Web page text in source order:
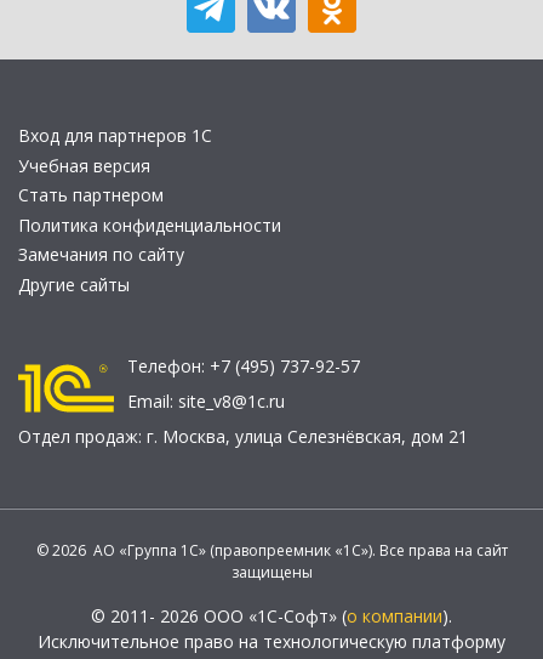
Вход для партнеров 1С
Учебная версия
Стать партнером
Политика конфиденциальности
Замечания по сайту
Другие сайты
Телефон: +7 (495) 737-92-57
Email: site_v8@1c.ru
Отдел продаж: г. Москва, улица Селезнёвская, дом 21
© 2026 АО «Группа 1С» (правопреемник «1С»). Все права на сайт
защищены
© 2011- 2026 ООО «1С-Софт» (о компании).
Исключительное право на технологическую платформу